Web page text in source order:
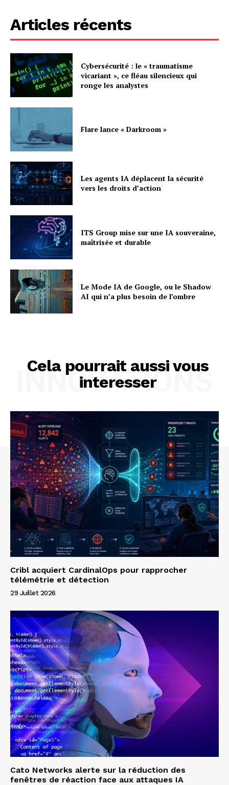
Articles récents
Cybersécurité : le « traumatisme
vicariant », ce fléau silencieux qui
ronge les analystes
Flare lance « Darkroom »
Les agents IA déplacent la sécurité
vers les droits d’action
ITS Group mise sur une IA souveraine,
maîtrisée et durable
Le Mode IA de Google, ou le Shadow
AI qui n’a plus besoin de l’ombre
Cela pourrait aussi vous
interesser
INNOVATIONS
Cribl acquiert CardinalOps pour rapprocher
télémétrie et détection
29 Juillet 2026
Cato Networks alerte sur la réduction des
fenêtres de réaction face aux attaques IA